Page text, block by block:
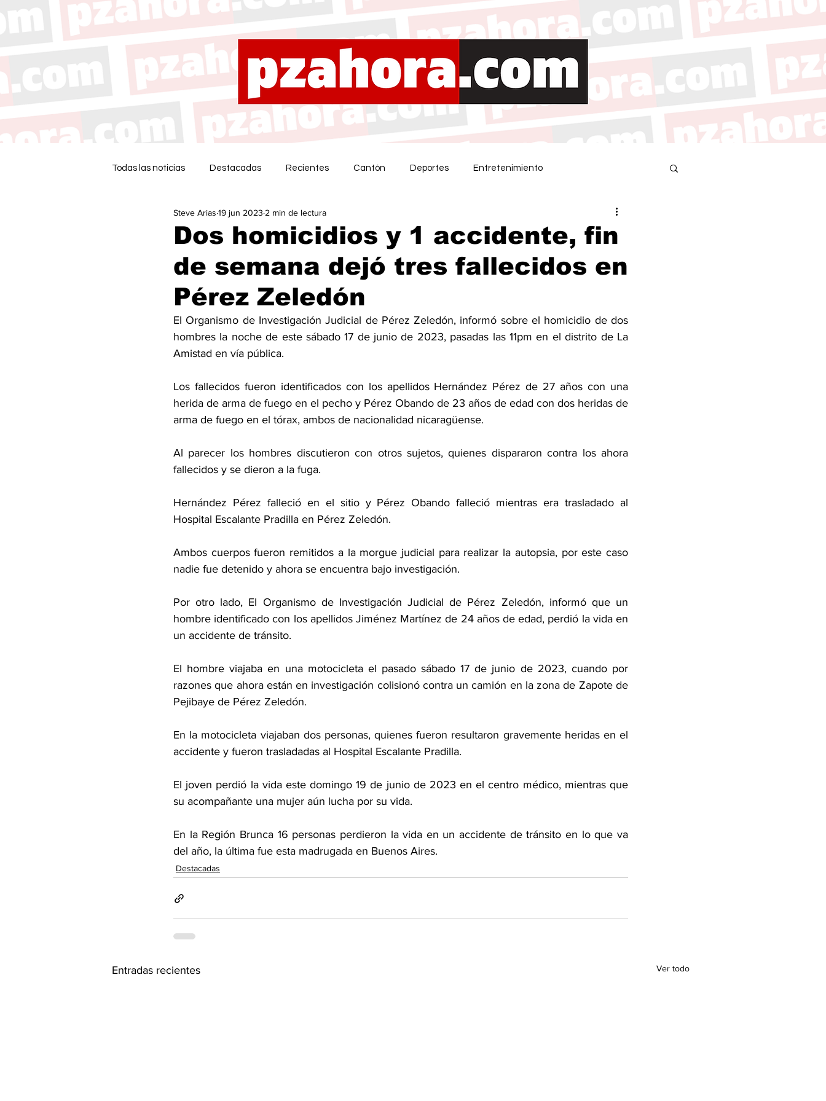
Todas las noticias Destacadas Recientes Cantón Deportes Entretenimiento
Dos homicidios y 1 accidente, fin
de semana dejó tres fallecidos en
Pérez Zeledón
Steve Arias 19 jun 2023 2 min de lectura
El Organismo de Investigación Judicial de Pérez Zeledón, informó sobre el homicidio de dos
hombres la noche de este sábado 17 de junio de 2023, pasadas las 11pm en el distrito de La
Amistad en vía pública.
Los fallecidos fueron identificados con los apellidos Hernández Pérez de 27 años con una
herida de arma de fuego en el pecho y Pérez Obando de 23 años de edad con dos heridas de
arma de fuego en el tórax, ambos de nacionalidad nicaragüense.
Al parecer los hombres discutieron con otros sujetos, quienes dispararon contra los ahora
fallecidos y se dieron a la fuga.
Hernández Pérez falleció en el sitio y Pérez Obando falleció mientras era trasladado al
Hospital Escalante Pradilla en Pérez Zeledón.
Ambos cuerpos fueron remitidos a la morgue judicial para realizar la autopsia, por este caso
nadie fue detenido y ahora se encuentra bajo investigación.
Por otro lado, El Organismo de Investigación Judicial de Pérez Zeledón, informó que un
hombre identificado con los apellidos Jiménez Martínez de 24 años de edad, perdió la vida en
un accidente de tránsito.
El hombre viajaba en una motocicleta el pasado sábado 17 de junio de 2023, cuando por
razones que ahora están en investigación colisionó contra un camión en la zona de Zapote de
Pejibaye de Pérez Zeledón.
En la motocicleta viajaban dos personas, quienes fueron resultaron gravemente heridas en el
accidente y fueron trasladadas al Hospital Escalante Pradilla.
El joven perdió la vida este domingo 19 de junio de 2023 en el centro médico, mientras que
su acompañante una mujer aún lucha por su vida.
En la Región Brunca 16 personas perdieron la vida en un accidente de tránsito en lo que va
del año, la última fue esta madrugada en Buenos Aires.
Destacadas
Entradas recientes Ver todo